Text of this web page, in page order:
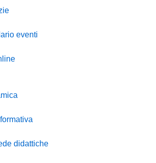
eventi
didattiche